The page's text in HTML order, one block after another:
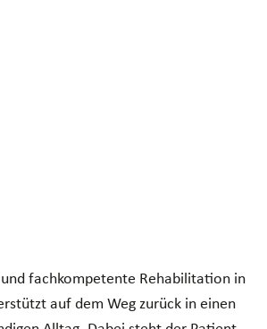
fachkompetente Rehabilitation in
auf dem Weg zurück in einen